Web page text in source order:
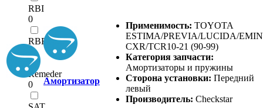
RBI
0
RBR
Remeder
0
Амортизатор
Применимость: TOYOTA
ESTIMA/PREVIA/LUCIDA/
CXR/TCR10-21 (90-99)
Категория запчасти:
Амортизаторы и пружины
Сторона установки: Передний
левый
Производитель: Checkstar